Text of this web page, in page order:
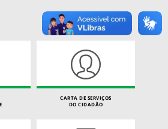
CARTA DE SERVIÇOS
DO CIDADÃO